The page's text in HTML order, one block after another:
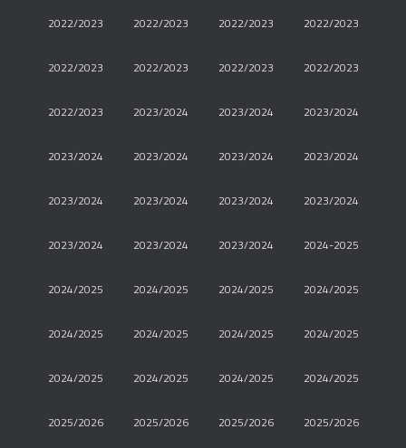
2022/2023 2022/2023 2022/2023 2022/2023
2022/2023 2022/2023 2022/2023 2022/2023
2022/2023 2023/2024 2023/2024 2023/2024
2023/2024 2023/2024 2023/2024 2023/2024
2023/2024 2023/2024 2023/2024 2023/2024
2023/2024 2023/2024 2023/2024 2024-2025
2024/2025 2024/2025 2024/2025 2024/2025
2024/2025 2024/2025 2024/2025 2024/2025
2024/2025 2024/2025 2024/2025 2024/2025
2025/2026 2025/2026 2025/2026 2025/2026